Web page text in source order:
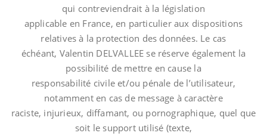
qui contreviendrait à la législation
applicable en France, en particulier aux dispositions
relatives à la protection des données. Le cas
échéant, Valentin DELVALLEE se réserve également la
possibilité de mettre en cause la
responsabilité civile et/ou pénale de l’utilisateur,
notamment en cas de message à caractère
raciste, injurieux, diffamant, ou pornographique, quel que
soit le support utilisé (texte,